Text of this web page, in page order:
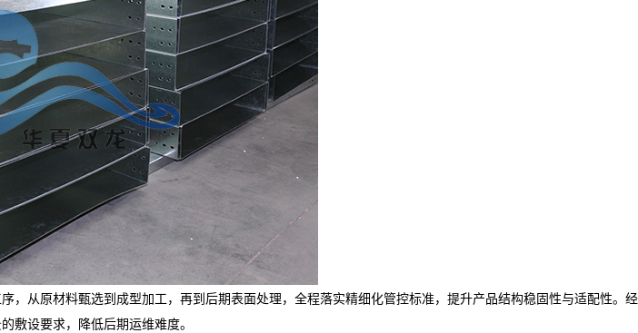
从原材料甄选到成型加工，再到后期表面处理，全程落实精细化管控标准，提升产品结构稳固性与适配性。经
敷设要求，降低后期运维难度。